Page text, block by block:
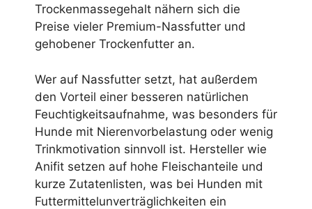
Trockenmassegehalt nähern sich die
Preise vieler Premium-Nassfutter und
gehobener Trockenfutter an.
Wer auf Nassfutter setzt, hat außerdem
den Vorteil einer besseren natürlichen
Feuchtigkeitsaufnahme, was besonders für
Hunde mit Nierenvorbelastung oder wenig
Trinkmotivation sinnvoll ist. Hersteller wie
Anifit setzen auf hohe Fleischanteile und
kurze Zutatenlisten, was bei Hunden mit
Futtermittelunverträglichkeiten ein